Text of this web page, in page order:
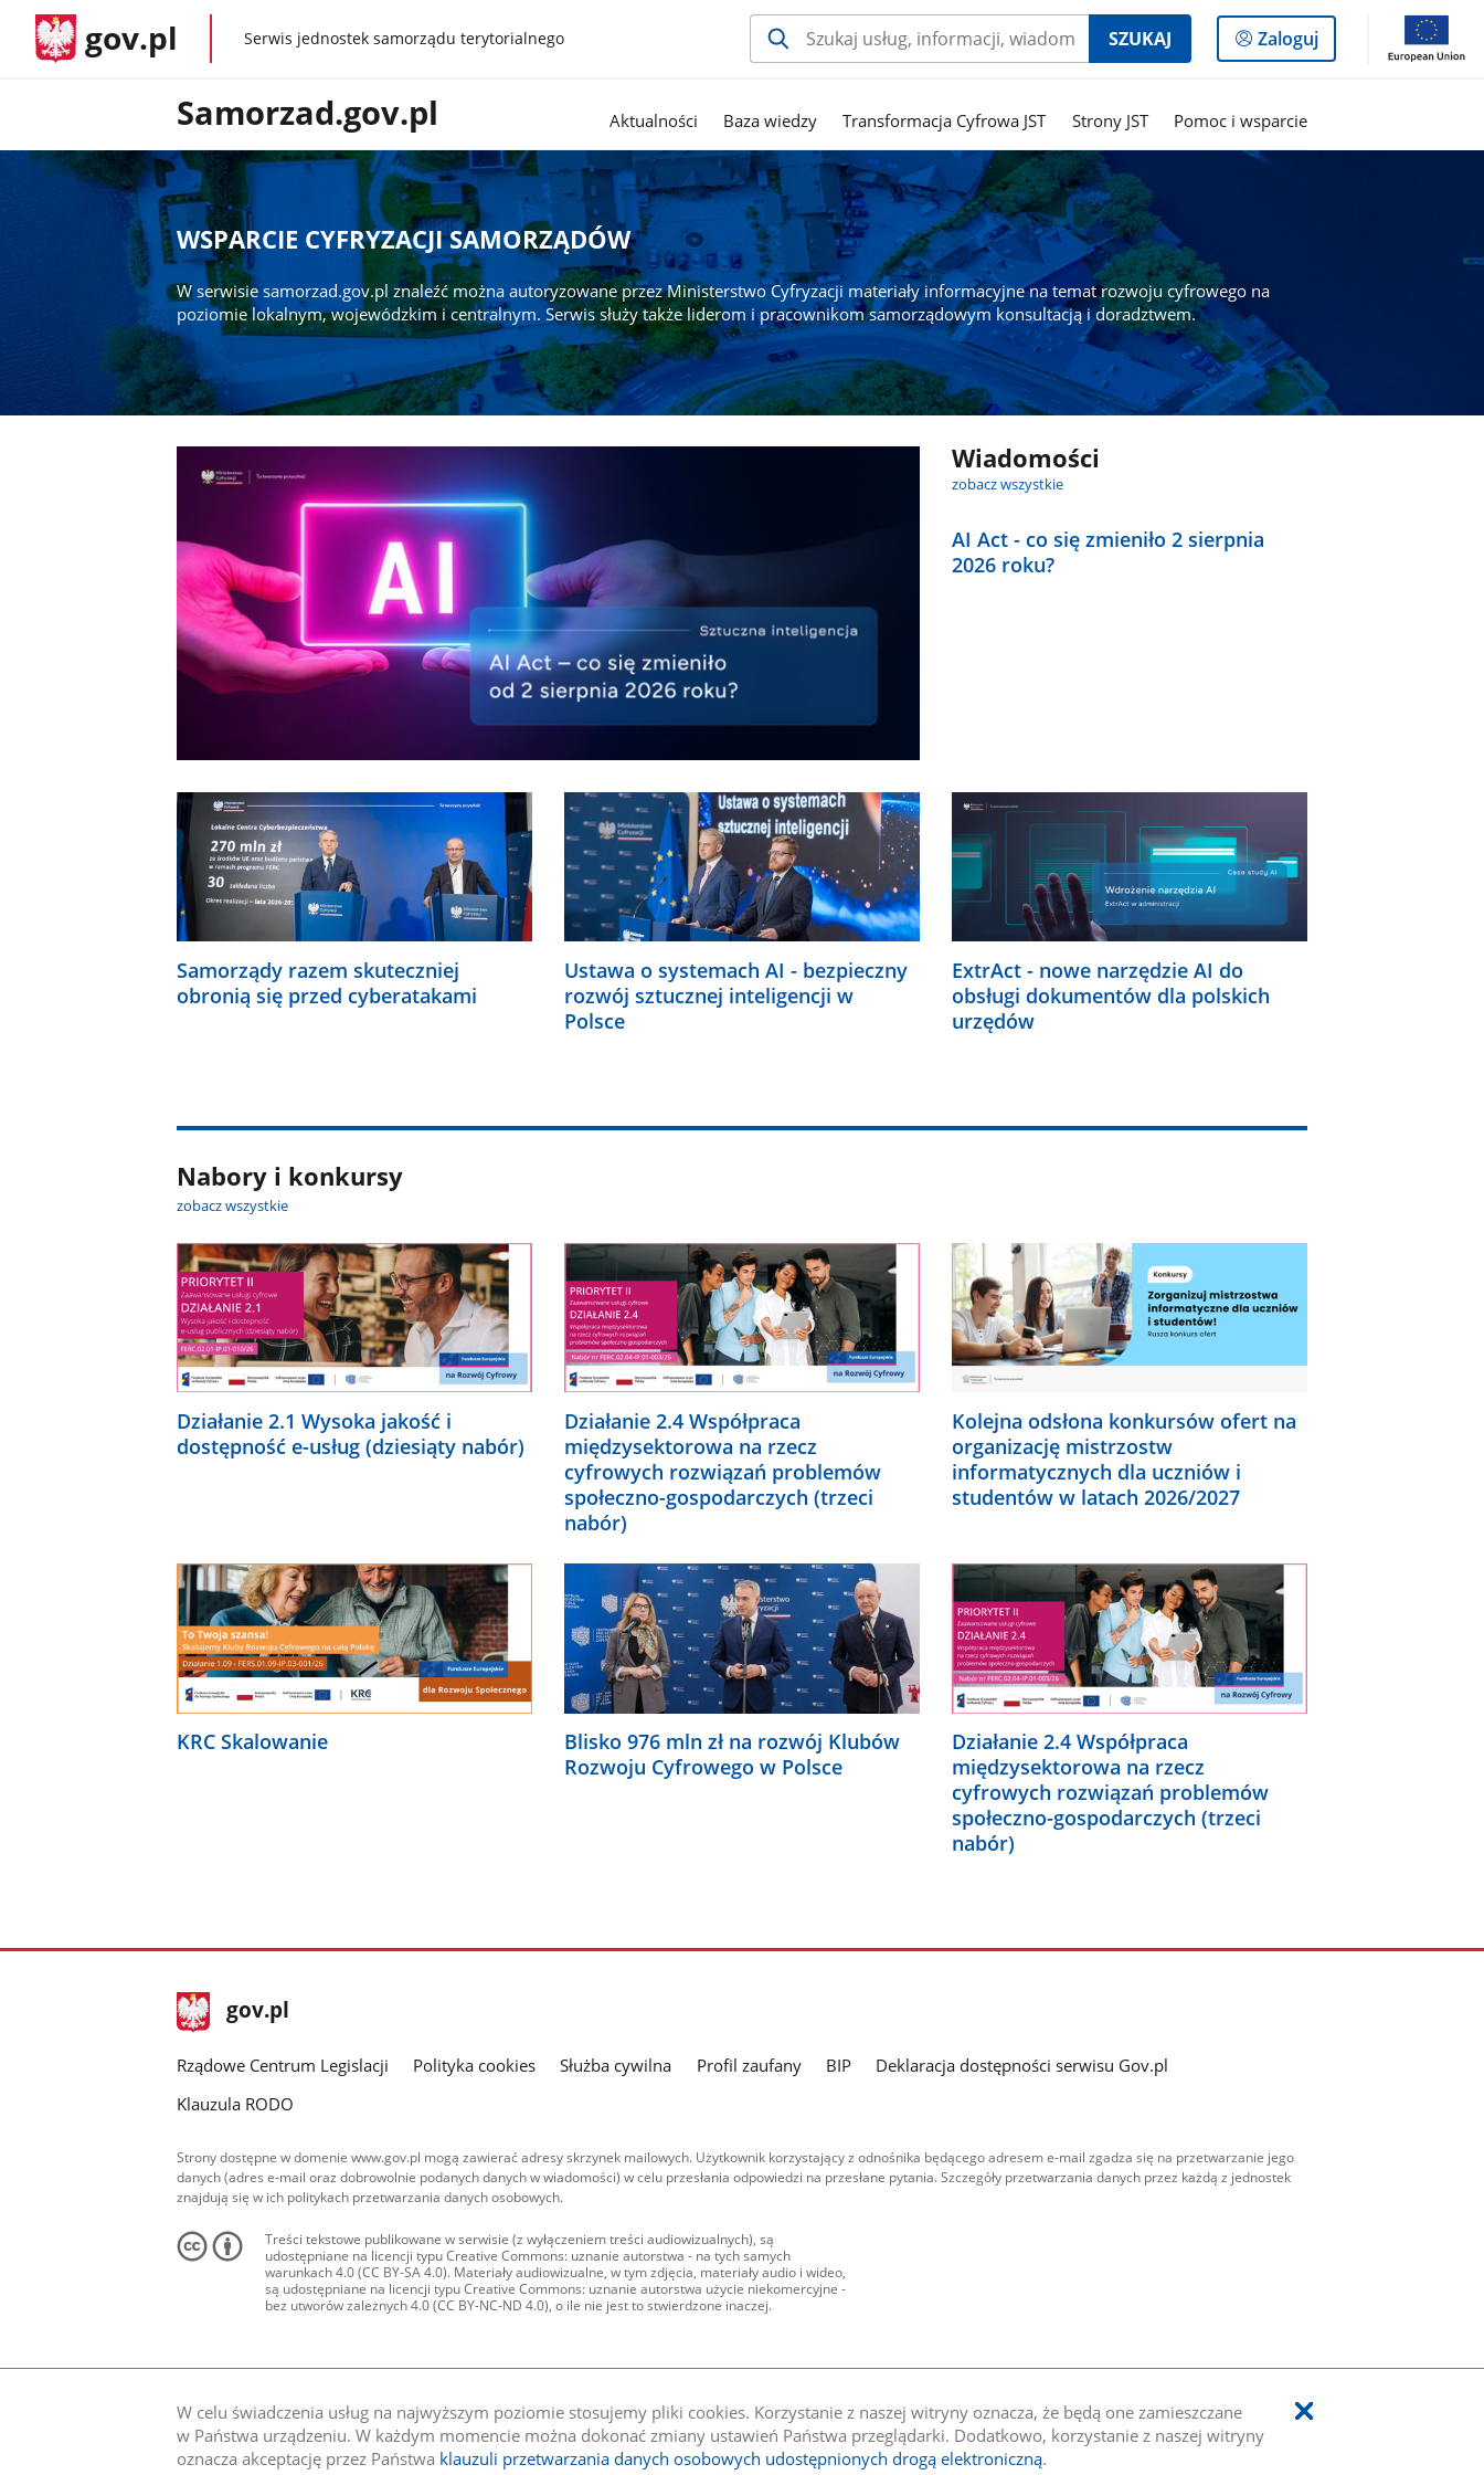
W celu świadczenia usług na najwyższym poziomie stosujemy pliki cookies. Korzystanie z naszej witryny oznacza, że będą one zamieszczane
w Państwa urządzeniu. W każdym momencie można dokonać zmiany ustawień Państwa przeglądarki. Dodatkowo, korzystanie z naszej witryny
oznacza akceptację przez Państwa klauzuli przetwarzania danych osobowych udostępnionych drogą elektroniczną.
gov.pl gov.plSerwis jednostek samorządu terytorialnego SZUKAJ
Logowanie
do
Zaloguj
Samorzad.gov.pl Aktualności Baza wiedzy Transformacja Cyfrowa JST Strony JST Pomoc i wsparcie
WSPARCIE CYFRYZACJI SAMORZĄDÓW
W serwisie samorzad.gov.pl znaleźć można autoryzowane przez Ministerstwo Cyfryzacji materiały informacyjne na temat rozwoju cyfrowego na
poziomie lokalnym, wojewódzkim i centralnym. Serwis służy także liderom i pracownikom samorządowym konsultacją i doradztwem.
Wiadomości
zobacz wszystkie
AI Act - co się zmieniło 2 sierpnia
2026 roku?
Samorządy razem skuteczniej
obronią się przed cyberatakami
Ustawa o systemach AI - bezpieczny
rozwój sztucznej inteligencji w
Polsce
ExtrAct - nowe narzędzie AI do
obsługi dokumentów dla polskich
urzędów
Nabory i konkursy
zobacz wszystkie
Działanie 2.1 Wysoka jakość i
dostępność e-usług (dziesiąty nabór)
Działanie 2.4 Współpraca
międzysektorowa na rzecz
cyfrowych rozwiązań problemów
społeczno-gospodarczych (trzeci
nabór)
Kolejna odsłona konkursów ofert na
organizację mistrzostw
informatycznych dla uczniów i
studentów w latach 2026/2027
KRC Skalowanie
Blisko 976 mln zł na rozwój Klubów
Rozwoju Cyfrowego w Polsce
Działanie 2.4 Współpraca
międzysektorowa na rzecz
cyfrowych rozwiązań problemów
społeczno-gospodarczych (trzeci
nabór)
stopka
gov.pl Strona
gov.pl
Rządowe Centrum Legislacji Polityka cookies Służba cywilna Profil zaufany BIP
Deklaracja dostępności serwisu Gov.pl
Klauzula RODO
Strony dostępne w domenie www.gov.pl mogą zawierać adresy skrzynek mailowych. Użytkownik korzystający z odnośnika będącego adresem e-mail zgadza się na przetwarzanie jego
danych (adres e-mail oraz dobrowolnie podanych danych w wiadomości) w celu przesłania odpowiedzi na przesłane pytania. Szczegóły przetwarzania danych przez każdą z jednostek
znajdują się w ich politykach przetwarzania danych osobowych.
Treści tekstowe publikowane w serwisie (z wyłączeniem treści audiowizualnych), są
udostępniane na licencji typu Creative Commons: uznanie autorstwa - na tych samych
warunkach 4.0 (CC BY-SA 4.0). Materiały audiowizualne, w tym zdjęcia, materiały audio i wideo,
są udostępniane na licencji typu Creative Commons: uznanie autorstwa użycie niekomercyjne -
bez utworów zależnych 4.0 (CC BY-NC-ND 4.0), o ile nie jest to stwierdzone inaczej.